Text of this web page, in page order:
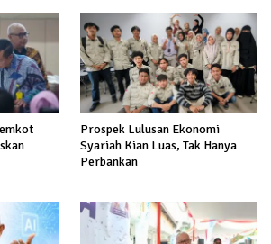
Prospek Lulusan Ekonomi
Syariah Kian Luas, Tak Hanya
Perbankan